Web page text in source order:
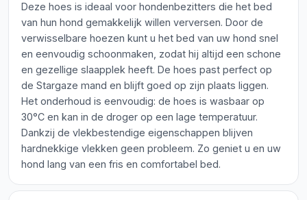
Deze hoes is ideaal voor hondenbezitters die het bed
van hun hond gemakkelijk willen verversen. Door de
verwisselbare hoezen kunt u het bed van uw hond snel
en eenvoudig schoonmaken, zodat hij altijd een schone
en gezellige slaapplek heeft. De hoes past perfect op
de Stargaze mand en blijft goed op zijn plaats liggen.
Het onderhoud is eenvoudig: de hoes is wasbaar op
30°C en kan in de droger op een lage temperatuur.
Dankzij de vlekbestendige eigenschappen blijven
hardnekkige vlekken geen probleem. Zo geniet u en uw
hond lang van een fris en comfortabel bed.